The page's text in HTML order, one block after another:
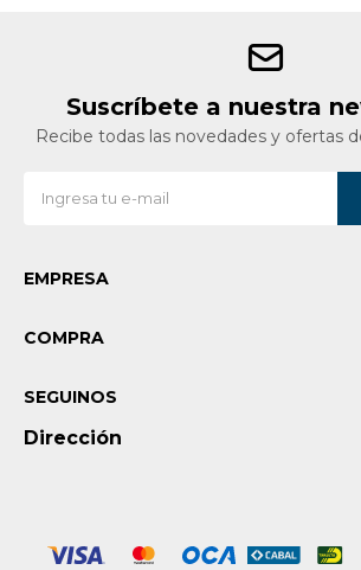
Suscríbete a nuestra
Recibe todas las novedades y ofertas
EMPRESA
COMPRA
Dirección
SEGUINOS